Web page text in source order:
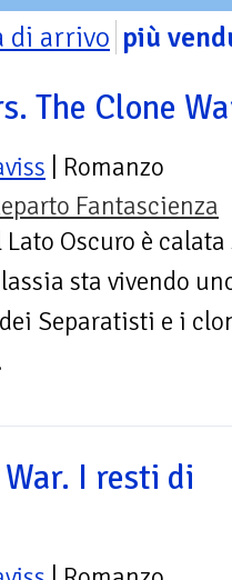
di arrivo più
The Clone
| Romanzo
Fantascienza
Oscuro è calata
sta vivendo
Separatisti e i
I resti di